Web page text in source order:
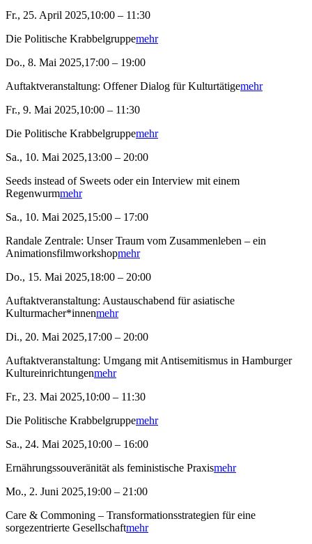
Fr., 25. April 2025,10:00 – 11:30
Die Politische Krabbelgruppemehr
Do., 8. Mai 2025,17:00 – 19:00
Auftaktveranstaltung: Offener Dialog für Kulturtätigemehr
Fr., 9. Mai 2025,10:00 – 11:30
Die Politische Krabbelgruppemehr
Sa., 10. Mai 2025,13:00 – 20:00
Seeds instead of Sweets oder ein Interview mit einem
Regenwurmmehr
Sa., 10. Mai 2025,15:00 – 17:00
Randale Zentrale: Unser Traum vom Zusammenleben – ein
Animationsfilmworkshopmehr
Do., 15. Mai 2025,18:00 – 20:00
Auftaktveranstaltung: Austauschabend für asiatische
Kulturmacher*innenmehr
Di., 20. Mai 2025,17:00 – 20:00
Auftaktveranstaltung: Umgang mit Antisemitismus in Hamburger
Kultureinrichtungenmehr
Fr., 23. Mai 2025,10:00 – 11:30
Die Politische Krabbelgruppemehr
Sa., 24. Mai 2025,10:00 – 16:00
Ernährungssouveränität als feministische Praxismehr
Mo., 2. Juni 2025,19:00 – 21:00
Care & Commoning – Transformationsstrategien für eine
sorgezentrierte Gesellschaftmehr